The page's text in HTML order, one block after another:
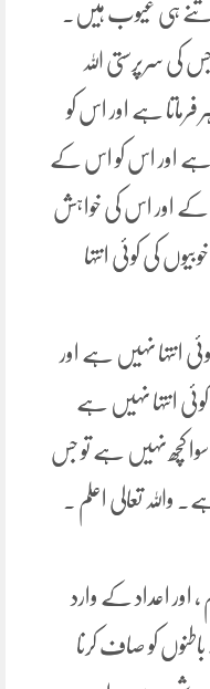
اتنے ہی عیوب ہیں۔
کی سرپرستی اللہ
فرماتا ہے اور اس کو
ہے اور اس کو اس کے
اور اس کی خواہش
کی کوئی انتہا
انتہا نہیں ہے اور
انتہا نہیں ہے
کچھ نہیں ہے تو جس
تعالی اعلم ۔
اور اعداد کے وارد
باطنوں کو صاف کرنا